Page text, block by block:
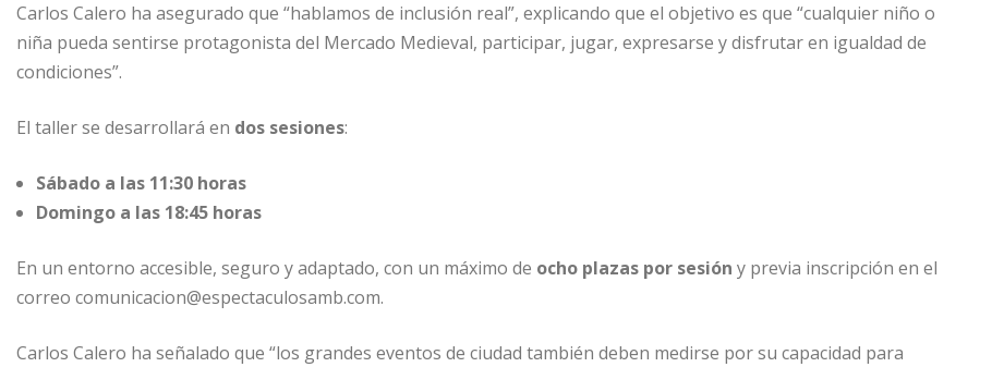
Carlos Calero ha asegurado que “hablamos de inclusión real”, explicando que el objetivo es que “cualquier niño o
niña pueda sentirse protagonista del Mercado Medieval, participar, jugar, expresarse y disfrutar en igualdad de
condiciones”.
El taller se desarrollará en dos sesiones:
Sábado a las 11:30 horas
Domingo a las 18:45 horas
En un entorno accesible, seguro y adaptado, con un máximo de ocho plazas por sesión y previa inscripción en el
correo comunicacion@espectaculosamb.com.
Carlos Calero ha señalado que “los grandes eventos de ciudad también deben medirse por su capacidad para